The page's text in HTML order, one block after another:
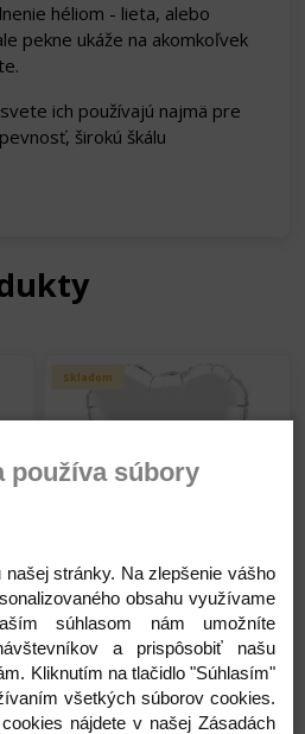
héliom - lieta, alebo
pekne ukáže na akomkoľvek
ich používajú najmä pre
širokú škálu
Skladom
Srdce - Metalický
strieborné - 45 cm
1,90 €
Na sklade
Detail
používa súbory
stránky. Na zlepšenie vášho
obsahu využívame
súhlasom nám umožníte
a prispôsobiť našu
Kliknutím na tlačidlo "Súhlasím"
všetkých súborov cookies.
nájdete v našej Zásadách